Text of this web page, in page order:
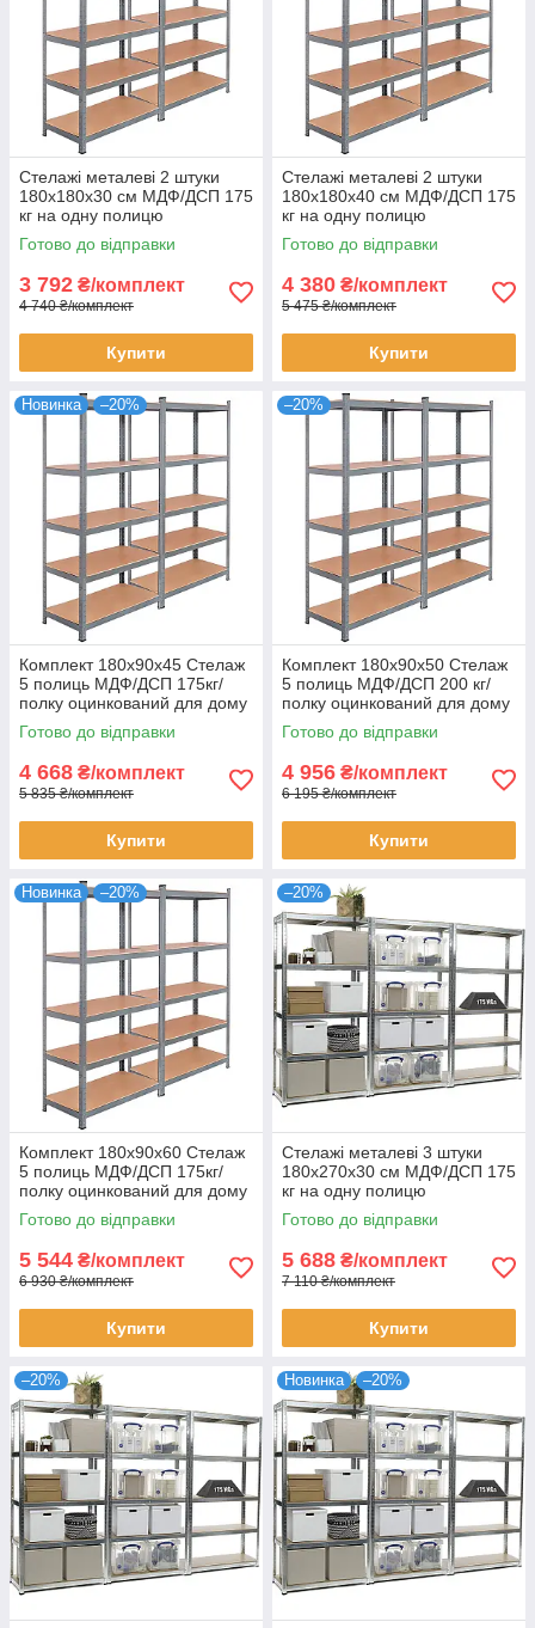
Стелажі металеві 2 штуки
180х180х30 см МДФ/ДСП 175
кг на одну полицю
оцинковані 10 полиць
комплект
Готово до відправки
3 792 ₴/комплект
4 740 ₴/комплект
Купити
Стелажі металеві 2 штуки
180х180х40 см МДФ/ДСП 175
кг на одну полицю
оцинковані 10 полиць для
зберігання
Готово до відправки
4 380 ₴/комплект
5 475 ₴/комплект
Купити
Новинка –20%
Комплект 180х90х45 Стелаж
5 полиць МДФ/ДСП 175кг/
полку оцинкований для дому
офісу склад 2 штуки
Готово до відправки
4 668 ₴/комплект
5 835 ₴/комплект
Купити
–20%
Комплект 180х90х50 Стелаж
5 полиць МДФ/ДСП 200 кг/
полку оцинкований для дому
офісу склад 2 штуки
Готово до відправки
4 956 ₴/комплект
6 195 ₴/комплект
Купити
Новинка –20%
Комплект 180х90х60 Стелаж
5 полиць МДФ/ДСП 175кг/
полку оцинкований для дому
офісу склад 2 штуки
Готово до відправки
5 544 ₴/комплект
6 930 ₴/комплект
Купити
–20%
Стелажі металеві 3 штуки
180х270х30 см МДФ/ДСП 175
кг на одну полицю
оцинковані 15 полиць
комплект для зберігання
Готово до відправки
5 688 ₴/комплект
7 110 ₴/комплект
Купити
–20% Новинка –20%